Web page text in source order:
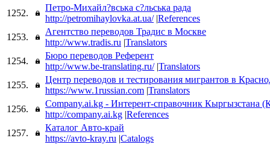
1252.
Петро-Михайл?вська с?льська рада
http://petromihaylovka.at.ua/ |References
1253.
Агентство переводов Традис в Москве
http://www.tradis.ru |Translators
1254.
Бюро переводов Референт
http://www.be-translating.ru/ |Translators
1255.
Центр переводов и тестирования мигрантов в
https://www.1russian.com |Translators
1256.
Company.ai.kg - Интерент-справочник Кыргызстана
http://company.ai.kg |References
1257.
Каталог Авто-край
https://avto-kray.ru |Catalogs